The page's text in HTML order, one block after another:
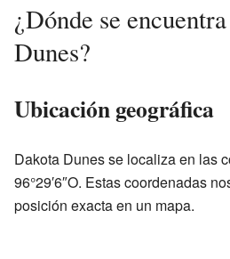
¿Dónde se
Dunes?
Ubicación geográfica
Dakota Dunes se localiza en las
96°29′6″O. Estas coordenadas
posición exacta en un mapa.